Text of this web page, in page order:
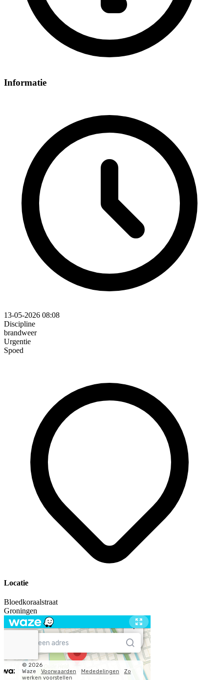
Informatie
13-05-2026 08:08
Discipline
brandweer
Urgentie
Spoed
Locatie
Bloedkoraalstraat
Groningen